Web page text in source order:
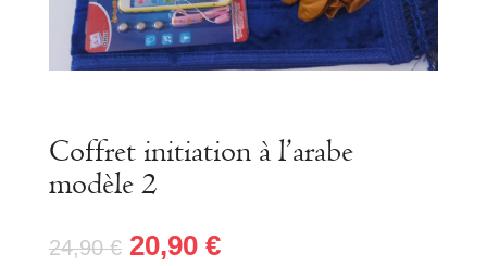
Coffret initiation à l’arabe
modèle 2
24,90€ 20,90 €